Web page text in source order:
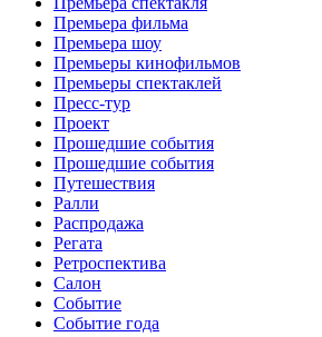
Премьера фильма
Премьера шоу
Премьеры кинофильмов
Премьеры спектаклей
Пресс-тур
Проект
Прошедшие события
Прошедшие события
Путешествия
Ралли
Распродажа
Регата
Ретроспектива
Салон
Событие
Событие года